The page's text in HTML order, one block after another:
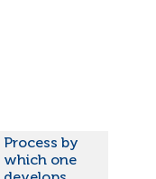
Process by
which one